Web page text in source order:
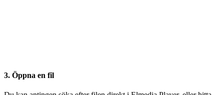
3. Öppna en fil